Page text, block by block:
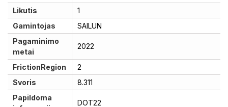
Likutis
1
Gamintojas
SAILUN
Pagaminimo
metai
2022
FrictionRegion
2
Svoris
8.311
Papildoma
DOT22